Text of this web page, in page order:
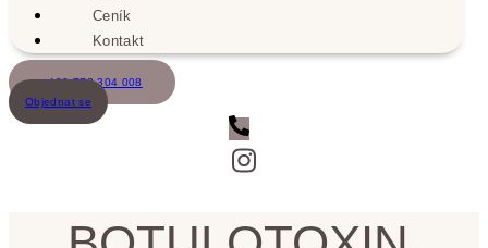
Ceník
Kontakt
+420 773 304 008
Objednat se